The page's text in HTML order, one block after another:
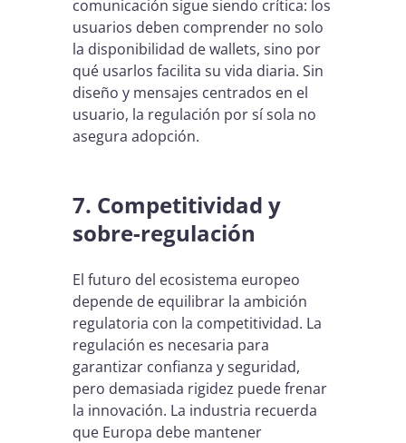
comunicación sigue siendo crítica: los
usuarios deben comprender no solo
la disponibilidad de wallets, sino por
qué usarlos facilita su vida diaria. Sin
diseño y mensajes centrados en el
usuario, la regulación por sí sola no
asegura adopción.
7. Competitividad y
sobre-regulación
El futuro del ecosistema europeo
depende de equilibrar la ambición
regulatoria con la competitividad. La
regulación es necesaria para
garantizar confianza y seguridad,
pero demasiada rigidez puede frenar
la innovación. La industria recuerda
que Europa debe mantener